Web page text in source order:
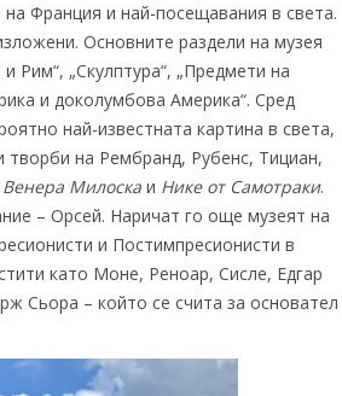
Франция и най-посещавания в света.
Основните раздели на музея
Рим“, „Скулптура“, „Предмети на
и доколумбова Америка“. Сред
най-известната картина в света,
творби на Рембранд, Рубенс, Тициан,
Венера Милоска и Нике от Самотраки.
– Орсей. Наричат го още музеят на
и Постимпресионисти в
като Моне, Реноар, Сисле, Едгар
Сьора – който се счита за основател